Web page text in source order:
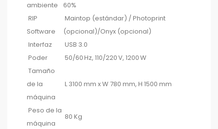
ambiente
60%
RIP
Software
Maintop (estándar) / Photoprint
(opcional)/Onyx (opcional)
Interfaz
USB 3.0
Poder
50/60 Hz, 110/220 V, 1200 W
Tamaño
de la
máquina
L 3100 mm x W 780 mm, H 1500 mm
Peso de la
máquina
80 Kg